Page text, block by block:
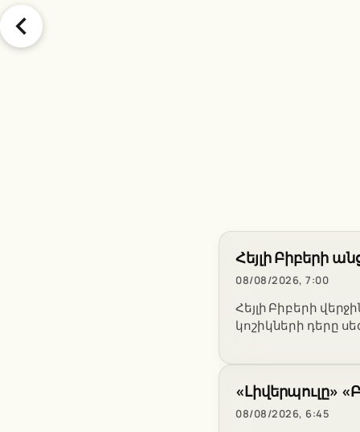
Հեյլի Բիբերի
08/08/2026, 7:00
Հեյլի Բիբերի
կոշիկների դերը
«Լիվերպուլը»
08/08/2026, 6:45